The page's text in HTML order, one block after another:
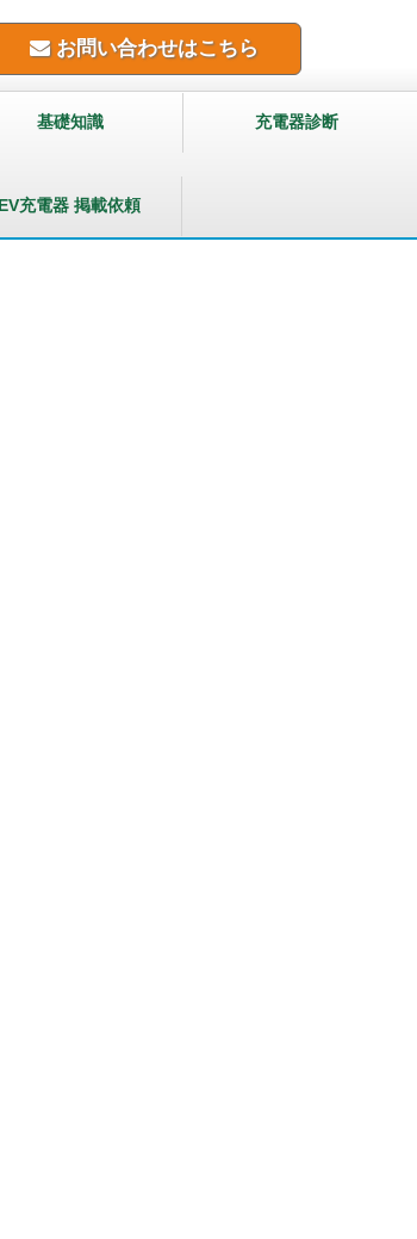
お問い合わせはこちら
基礎知識 充電器診断
EV充電器 掲載依頼